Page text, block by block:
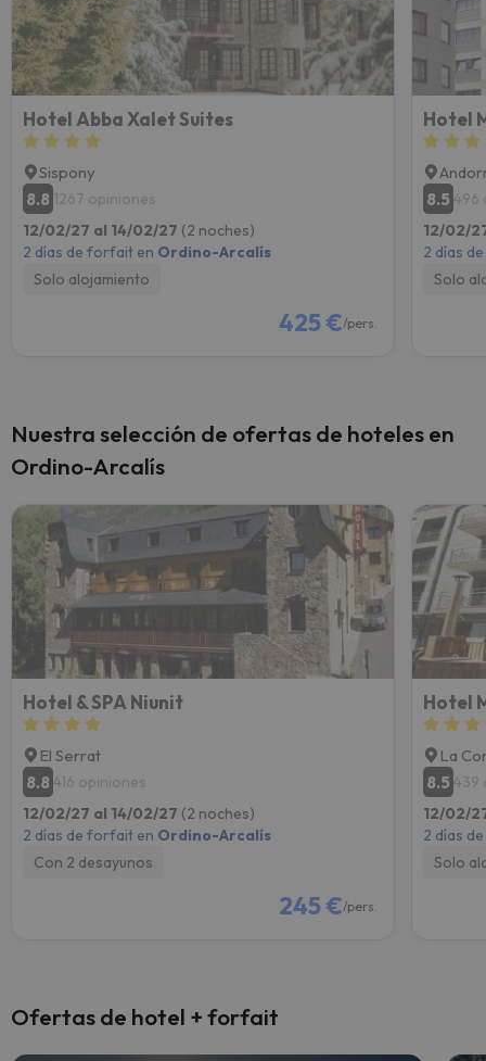
Hotel Abba Xalet Suites
Sispony
8.8 1267 opiniones
12/02/27 al 14/02/27 (2 noches)
2 días de forfait en Ordino-Arcalís
Solo alojamiento
425 €/pers.
Hotel
8.5 496
12/02/
2 días
Solo
Nuestra selección de ofertas de hoteles en
Ordino-Arcalís
Hotel & SPA Niunit
El Serrat
8.8 416 opiniones
12/02/27 al 14/02/27 (2 noches)
2 días de forfait en Ordino-Arcalís
Con 2 desayunos
245 €/pers.
Hotel
La
8.5 439
12/02/
2 días
Solo
Ofertas de hotel + forfait